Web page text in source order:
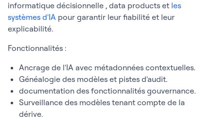
informatique décisionnelle , data products et les
systèmes d'IA pour garantir leur fiabilité et leur
explicabilité.
Fonctionnalités :
Ancrage de l'IA avec métadonnées contextuelles.
Généalogie des modèles et pistes d'audit.
documentation des fonctionnalités gouvernance.
Surveillance des modèles tenant compte de la
dérive.